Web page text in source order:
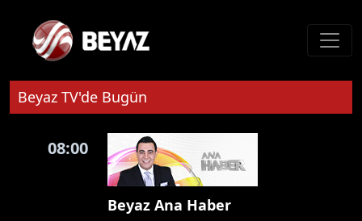
Beyaz TV'de Bugün
08:00
Beyaz Ana Haber